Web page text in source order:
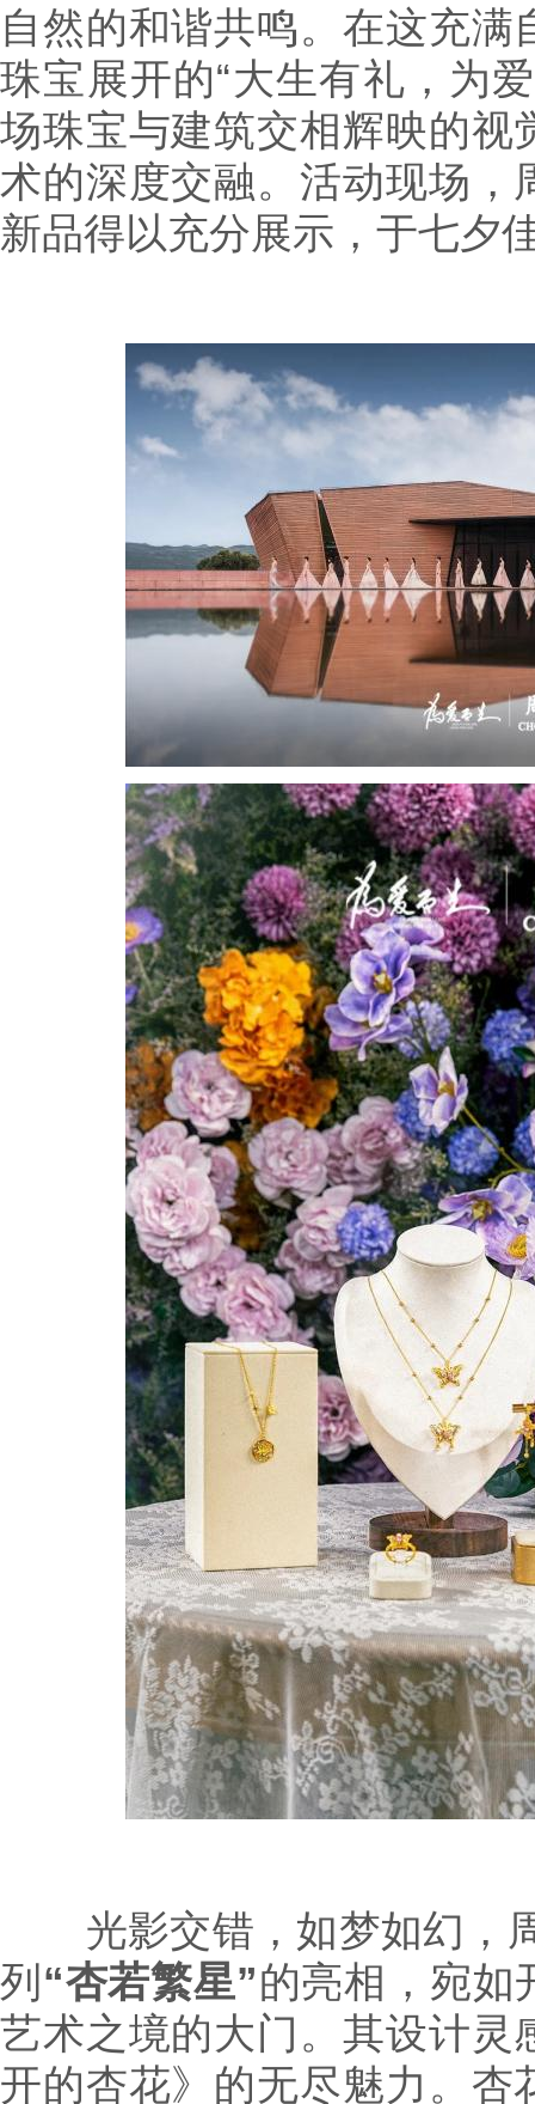
自然的和谐共鸣。在这充
珠宝展开的“大生有礼，为
场珠宝与建筑交相辉映的视
术的深度交融。活动现场，
新品得以充分展示，于七夕
光影交错，如梦如幻，周
列 “杏若繁星”的亮相，宛如
艺术之境的大门。其设计灵
开的杏花》的无尽魅力。